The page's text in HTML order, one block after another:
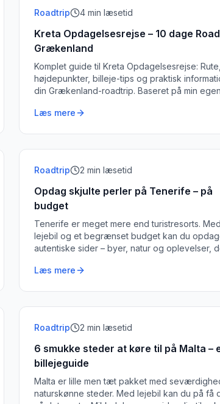
Roadtrip 4 min læsetid
Kreta Opdagelsesrejse – 10 dage
Grækenland
Komplet guide til Kreta Opdagelsesrejse: Rute,
højdepunkter, billeje-tips og praktisk
din Grækenland-roadtrip. Baseret på min
Læs mere
Roadtrip 2 min læsetid
Opdag skjulte perler på Tenerife – på
budget
Tenerife er meget mere end turistresorts.
lejebil og et begrænset budget kan du
autentiske sider – byer, natur og oplevelser,
Læs mere
Roadtrip 2 min læsetid
6 smukke steder at køre til på Malta –
billejeguide
Malta er lille men tæt pakket med
naturskønne steder. Med lejebil kan du på få